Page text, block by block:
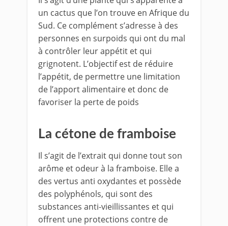
un cactus que l’on trouve en Afrique du
Sud. Ce complément s’adresse à des
personnes en surpoids qui ont du mal
à contrôler leur appétit et qui
grignotent. L’objectif est de réduire
l’appétit, de permettre une limitation
de l’apport alimentaire et donc de
favoriser la perte de poids
La cétone de framboise
Il s’agit de l’extrait qui donne tout son
arôme et odeur à la framboise. Elle a
des vertus anti oxydantes et possède
des polyphénols, qui sont des
substances anti-vieillissantes et qui
offrent une protections contre de